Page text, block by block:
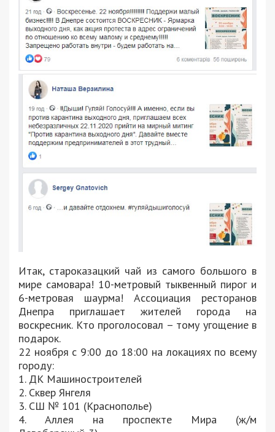
Итак, староказацкий чай из самого большого в
мире самовара! 10-метровый тыквенный пирог и
6-метровая шаурма! Ассоциация ресторанов
Днепра приглашает жителей города на
воскресник. Кто проголосовал – тому угощение в
подарок.
22 ноября с 9:00 до 18:00 на локациях по всему
городу:
1. ДК Машиностроителей
2. Сквер Янгеля
3. СШ № 101 (Краснополье)
4. Аллея на проспекте Мира (ж/м